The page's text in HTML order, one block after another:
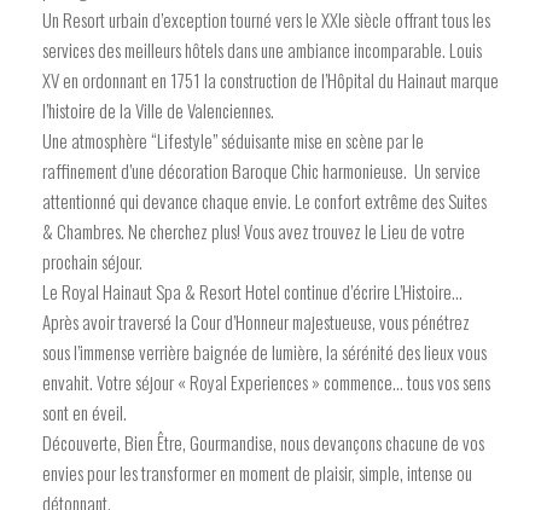
Un Resort urbain d’exception tourné vers le XXIe siècle offrant tous les
services des meilleurs hôtels dans une ambiance incomparable. Louis
XV en ordonnant en 1751 la construction de l’Hôpital du Hainaut marque
l’histoire de la Ville de Valenciennes.
Une atmosphère “Lifestyle” séduisante mise en scène par le
raffinement d’une décoration Baroque Chic harmonieuse. Un service
attentionné qui devance chaque envie. Le confort extrême des Suites
& Chambres. Ne cherchez plus! Vous avez trouvez le Lieu de votre
prochain séjour.
Le Royal Hainaut Spa & Resort Hotel continue d’écrire L’Histoire…
Après avoir traversé la Cour d’Honneur majestueuse, vous pénétrez
sous l’immense verrière baignée de lumière, la sérénité des lieux vous
envahit. Votre séjour « Royal Experiences » commence… tous vos sens
sont en éveil.
Découverte, Bien Être, Gourmandise, nous devançons chacune de vos
envies pour les transformer en moment de plaisir, simple, intense ou
détonnant.